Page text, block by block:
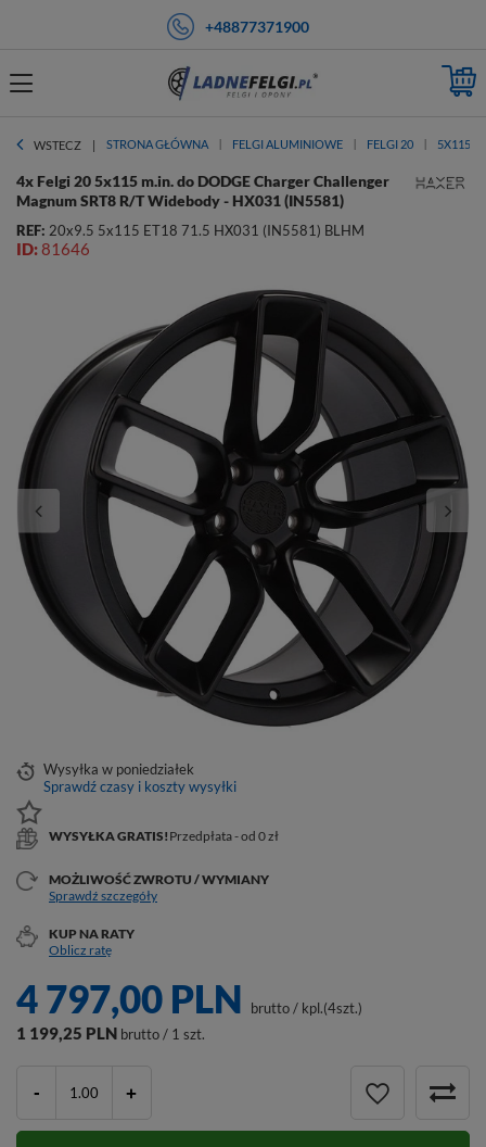
+48877371900
WSTECZ STRONA GŁÓWNA FELGI ALUMINIOWE FELGI 20 5X115
4x Felgi 20 5x115 m.in. do DODGE Charger Challenger
Magnum SRT8 R/T Widebody - HX031 (IN5581)
REF: 20x9.5 5x115 ET18 71.5 HX031 (IN5581) BLHM
ID:81646
4 797,00 PLN brutto/ kpl.(4szt.)
1 199,25 PLN brutto / 1 szt.
- +
Wysyłka w poniedziałek
Sprawdź czasy i koszty wysyłki
WYSYŁKA GRATIS! Przedpłata - od 0 zł
MOŻLIWOŚĆ ZWROTU / WYMIANY
Sprawdź szczegóły
KUP NA RATY
Oblicz ratę